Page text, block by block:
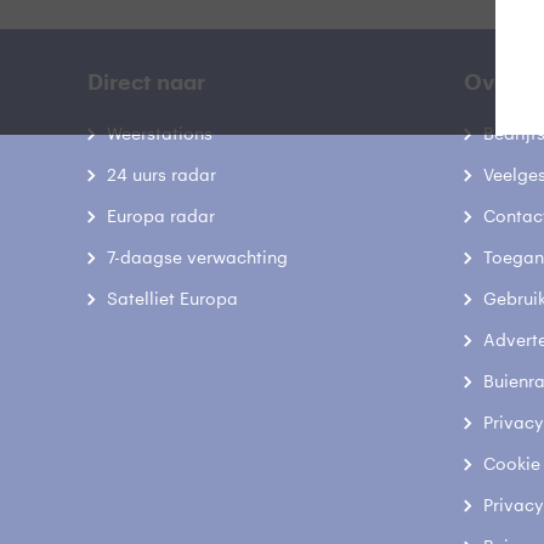
Direct naar
Weerstations
24 uurs radar
Europa radar
7-daagse verwachting
Satelliet Europa
Over